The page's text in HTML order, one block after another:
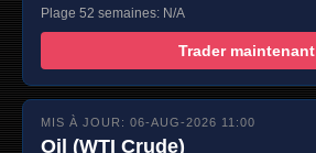
Plage 52 semaines: N/A
Trader maintenant
MIS À JOUR: 06-AUG-2026 11:00
Oil (WTI Crude)